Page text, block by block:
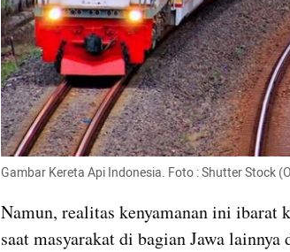
Gambar Kereta Api Indonesia. Foto : Shutter Stock
Namun, realitas kenyamanan ini ibarat
saat masyarakat di bagian Jawa